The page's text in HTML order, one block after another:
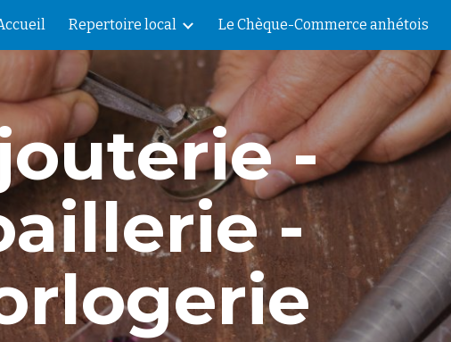
Skip to navigation
Repertoire local Le Chèque-Commerce anhétois
-
-